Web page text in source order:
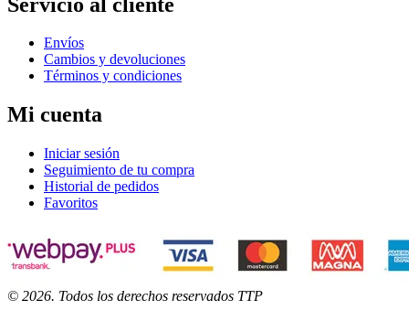
Envíos
Cambios y devoluciones
Términos y condiciones
Mi cuenta
Iniciar sesión
Seguimiento de tu compra
Historial de pedidos
Favoritos
© 2026. Todos los derechos reservados TTP